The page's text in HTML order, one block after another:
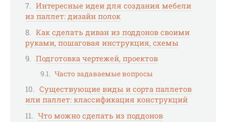
Интересные идеи для создания мебели
из паллет: дизайн полок
Как сделать диван из поддонов своими
руками, пошаговая инструкция, схемы
Подготовка чертежей, проектов
Часто задаваемые вопросы
Существующие виды и сорта паллетов
или паллет: классификация конструкций
Что можно сделать из поддонов